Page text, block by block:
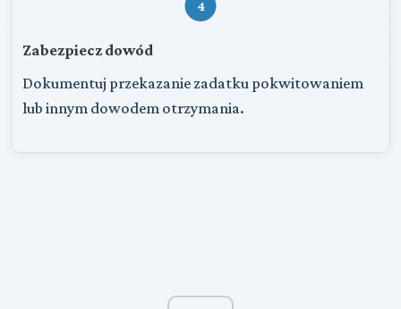
4
Zabezpiecz dowód
Dokumentuj przekazanie zadatku pokwitowaniem
lub innym dowodem otrzymania.